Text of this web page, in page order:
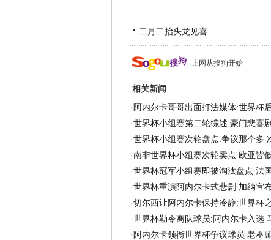
二月二抬头龙见喜
上网从搜狗开始
相关新闻
· 阿内尔卡哥哥出面打法媒体:世界杯
·世界杯小组赛第二轮综述 豪门悲喜
·世界杯小组赛次轮盘点:争议那个多
·南非世界杯小组赛次轮卖点 欧亚皆
·世界杯冠军小组赛即被淘汰盘点 法
·世界杯重演阿内尔卡式悲剧 加纳宣
·切尔西让阿内尔卡保持冷静:世界杯
·世界杯勒令离队球员:阿内尔卡入选
· 阿内尔卡领衔世界杯争议球员 老巫